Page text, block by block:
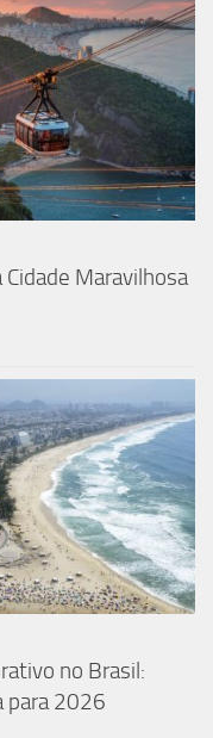
Cidade Maravilhosa
no Brasil:
para 2026